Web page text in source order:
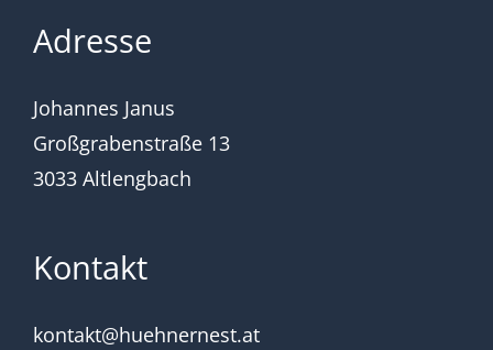
Adresse
Johannes Janus
Großgrabenstraße 13
3033 Altlengbach
Kontakt
kontakt@huehnernest.at